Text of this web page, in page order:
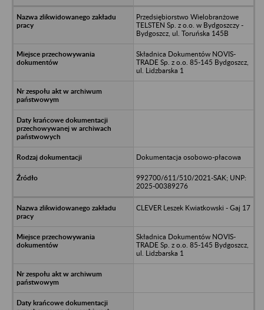
Przedsiębiorstwo Wielobranżowe
TELSTEN Sp. z o.o. w Bydgoszczy -
Bydgoszcz, ul. Toruńska 145B
Składnica Dokumentów NOVIS-
TRADE Sp. z o.o. 85-145 Bydgoszcz,
ul. Lidzbarska 1
Dokumentacja osobowo-płacowa
992700/611/510/2021-SAK; UNP:
2025-00389276
CLEVER Leszek Kwiatkowski - Gaj 17
Składnica Dokumentów NOVIS-
TRADE Sp. z o.o. 85-145 Bydgoszcz,
ul. Lidzbarska 1